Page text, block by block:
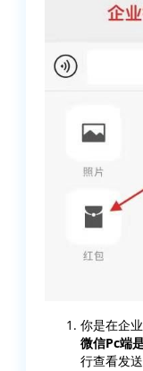
你是在企
微信Pc端
行查看发